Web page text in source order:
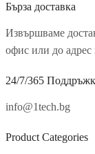
Бърза доставка
Извършваме
офис или до адрес
24/7/365
info@1tech.bg
Product Categories